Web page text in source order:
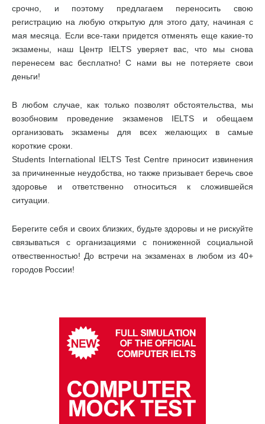
срочно, и поэтому предлагаем переносить свою
регистрацию на любую открытую для этого дату, начиная с
мая месяца. Если все-таки придется отменять еще какие-то
экзамены, наш Центр IELTS уверяет вас, что мы снова
перенесем вас бесплатно! С нами вы не потеряете свои
деньги!
В любом случае, как только позволят обстоятельства, мы
возобновим проведение экзаменов IELTS и обещаем
организовать экзамены для всех желающих в самые
короткие сроки.
Students International IELTS Test Centre приносит извинения
за причиненные неудобства, но также призывает беречь свое
здоровье и ответственно относиться к сложившейся
ситуации.
Берегите себя и своих близких, будьте здоровы и не рискуйте
связываться с организациями с пониженной социальной
отвественностью! До встречи на экзаменах в любом из 40+
городов России!